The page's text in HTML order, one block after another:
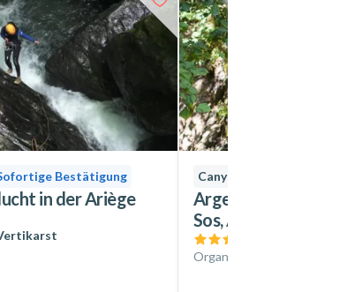
Bestätigung
in der Ariège
Canyoning
Argensou-Schlucht
Sos, Ariège
Organisiert von